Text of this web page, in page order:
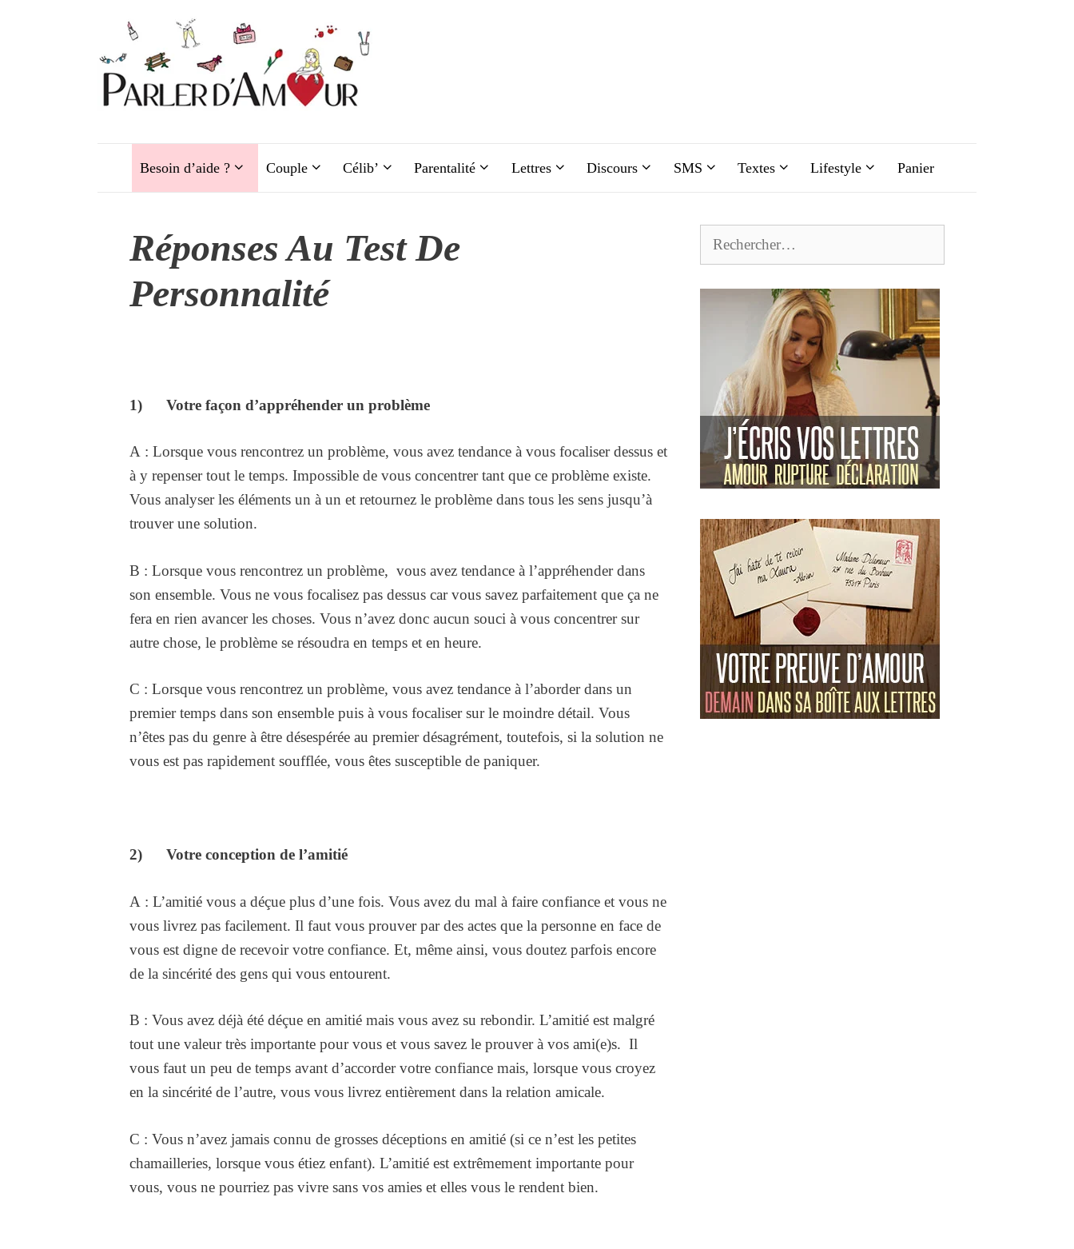
Besoin d’aide ? Couple Célib’ Parentalité Lettres Discours SMS Textes Lifestyle Panier
Réponses Au Test De
Personnalité
1) Votre façon d’appréhender un problème
A : Lorsque vous rencontrez un problème, vous avez tendance à vous focaliser dessus et
à y repenser tout le temps. Impossible de vous concentrer tant que ce problème existe.
Vous analyser les éléments un à un et retournez le problème dans tous les sens jusqu’à
trouver une solution.
B : Lorsque vous rencontrez un problème, vous avez tendance à l’appréhender dans
son ensemble. Vous ne vous focalisez pas dessus car vous savez parfaitement que ça ne
fera en rien avancer les choses. Vous n’avez donc aucun souci à vous concentrer sur
autre chose, le problème se résoudra en temps et en heure.
C : Lorsque vous rencontrez un problème, vous avez tendance à l’aborder dans un
premier temps dans son ensemble puis à vous focaliser sur le moindre détail. Vous
n’êtes pas du genre à être désespérée au premier désagrément, toutefois, si la solution ne
vous est pas rapidement soufflée, vous êtes susceptible de paniquer.
2) Votre conception de l’amitié
A : L’amitié vous a déçue plus d’une fois. Vous avez du mal à faire confiance et vous ne
vous livrez pas facilement. Il faut vous prouver par des actes que la personne en face de
vous est digne de recevoir votre confiance. Et, même ainsi, vous doutez parfois encore
de la sincérité des gens qui vous entourent.
B : Vous avez déjà été déçue en amitié mais vous avez su rebondir. L’amitié est malgré
tout une valeur très importante pour vous et vous savez le prouver à vos ami(e)s. Il
vous faut un peu de temps avant d’accorder votre confiance mais, lorsque vous croyez
en la sincérité de l’autre, vous vous livrez entièrement dans la relation amicale.
C : Vous n’avez jamais connu de grosses déceptions en amitié (si ce n’est les petites
chamailleries, lorsque vous étiez enfant). L’amitié est extrêmement importante pour
vous, vous ne pourriez pas vivre sans vos amies et elles vous le rendent bien.